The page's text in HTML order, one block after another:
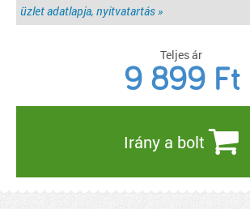
üzlet adatlapja, nyitvatartás »
Teljes ár
9 899 Ft
Irány a bolt